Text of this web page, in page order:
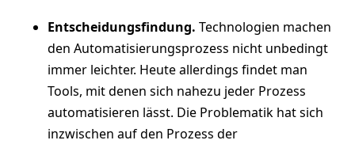
Entscheidungsfindung. Technologien machen
den Automatisierungsprozess nicht unbedingt
immer leichter. Heute allerdings findet man
Tools, mit denen sich nahezu jeder Prozess
automatisieren lässt. Die Problematik hat sich
inzwischen auf den Prozess der